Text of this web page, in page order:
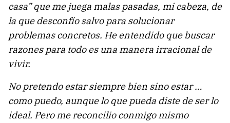
casa” que me juega malas pasadas, mi cabeza, de
la que desconfío salvo para solucionar
problemas concretos. He entendido que buscar
razones para todo es una manera irracional de
vivir.
No pretendo estar siempre bien sino estar …
como puedo, aunque lo que pueda diste de ser lo
ideal. Pero me reconcilio conmigo mismo